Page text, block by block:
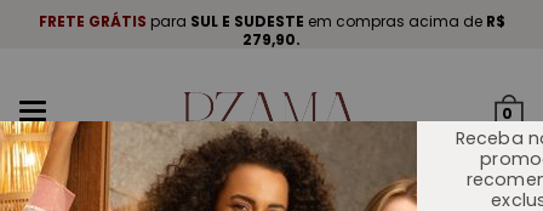
FRETE GRÁTIS para SUL E SUDESTE em compras acima de R$
279,90.
navegação
0
Receba